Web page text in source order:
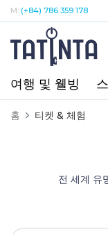
M: (+84) 786 359 178
여행 및 웰빙
홈 티켓 & 체험
전 세계 유